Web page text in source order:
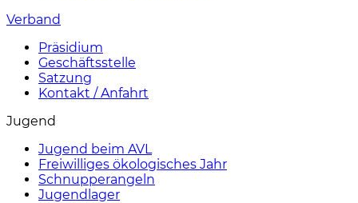
Verband
Präsidium
Geschäftsstelle
Satzung
Kontakt / Anfahrt
Jugend
Jugend beim AVL
Freiwilliges ökologisches Jahr
Schnupperangeln
Jugendlager